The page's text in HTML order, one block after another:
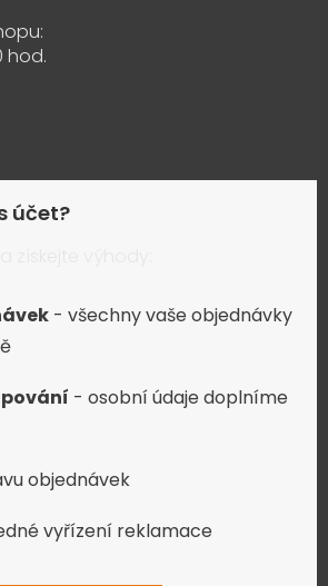
hod.
účet?
- všechny vaše objednávky
- osobní údaje doplníme
objednávek
vyřízení reklamace